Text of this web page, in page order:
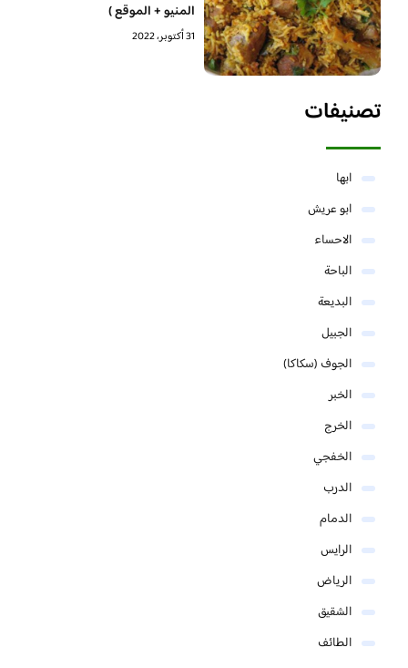
المنيو + الموقع )
31 أكتوبر، 2022
تصنيفات
ابها
ابو عريش
الاحساء
الباحة
البديعة
الجبيل
الجوف (سكاكا)
الخبر
الخرج
الخفجي
الدرب
الدمام
الرايس
الرياض
الشقيق
الطائف